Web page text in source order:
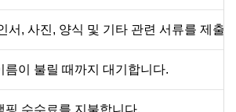
서, 사진, 양식 및 기타 관련 서류를 제출
름이 불릴 때까지 대기합니다.
핑 수수료를 지불합니다.